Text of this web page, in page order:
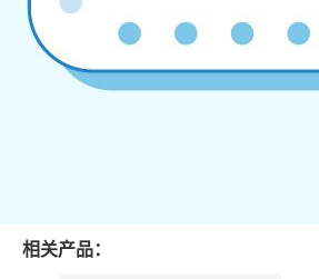
相关产品：